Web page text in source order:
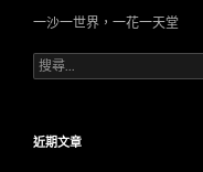
一沙一世界，一花一天堂
搜
尋
字
近期文章